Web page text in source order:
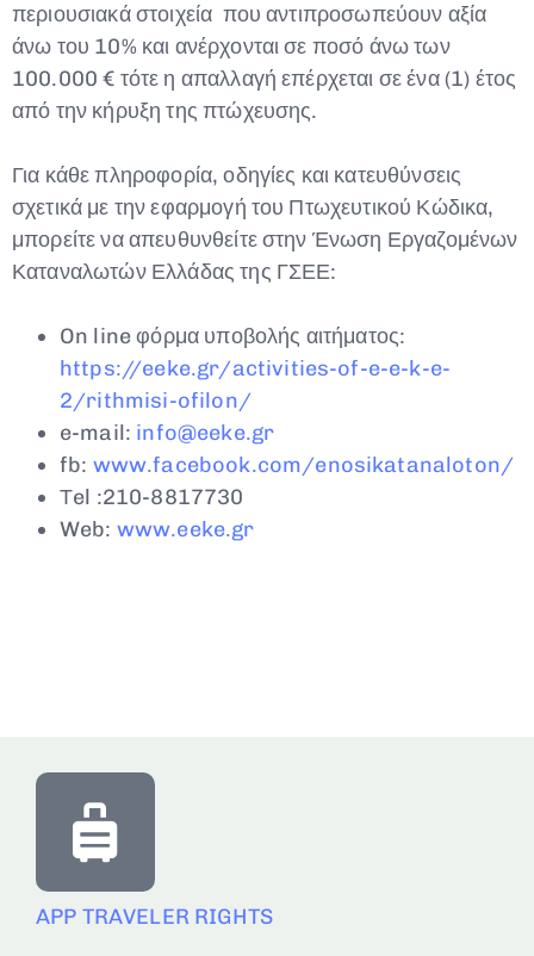
περιουσιακά στοιχεία που αντιπροσωπεύουν αξία
άνω του 10% και ανέρχονται σε ποσό άνω των
100.000 € τότε η απαλλαγή επέρχεται σε ένα (1) έτος
από την κήρυξη της πτώχευσης.
Για κάθε πληροφορία, οδηγίες και κατευθύνσεις
σχετικά με την εφαρμογή του Πτωχευτικού Κώδικα,
μπορείτε να απευθυνθείτε στην Ένωση Εργαζομένων
Καταναλωτών Ελλάδας της ΓΣΕΕ:
On line φόρμα υποβολής αιτήματος:
https://eeke.gr/activities-of-e-e-k-e-
2/rithmisi-ofilon/
e-mail: info@eeke.gr
fb: www.facebook.com/enosikatanaloton/
Τel :210-8817730
Web: www.eeke.gr
APP TRAVELER RIGHTS